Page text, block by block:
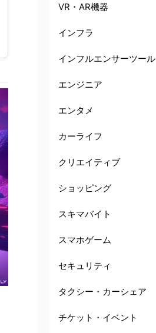
VR・AR機器
インフラ
インフルエンサーツール
エンジニア
エンタメ
カーライフ
クリエイティブ
ショッピング
スキマバイト
スマホゲーム
セキュリティ
タクシー・カーシェア
チケット・イベント